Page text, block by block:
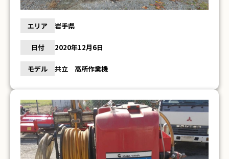
エリア 岩手県
日付 2020年12月6日
モデル 共立 高所作業機